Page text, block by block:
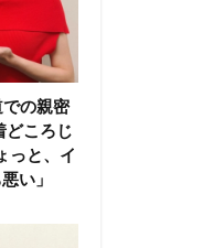
の親密
どころじ
っと、イ
い」